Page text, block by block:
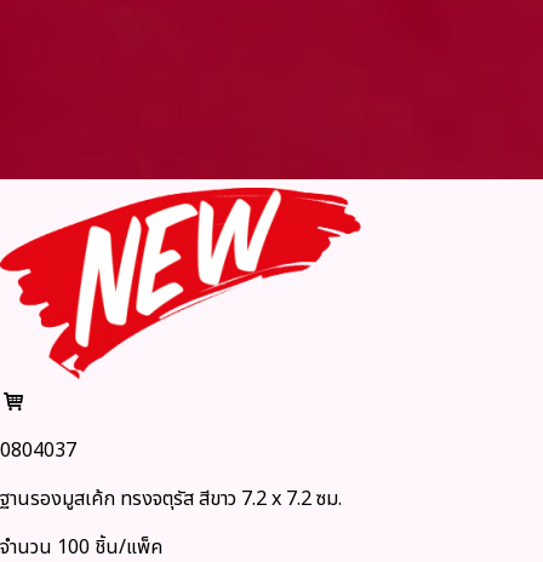
0804037
ฐานรองมูสเค้ก ทรงจตุรัส สีขาว 7.2 x 7.2 ซม.
จำนวน 100 ชิ้น/แพ็ค